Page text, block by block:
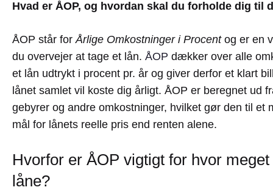
Hvad er ÅOP, og hvordan skal du forholde dig til
ÅOP står for Årlige Omkostninger i Procentog er en
du overvejer at tage et lån. ÅOP dækker over alle
et lån udtrykt i procent pr. år og giver derfor et klart
lånet samlet vil koste dig årligt. ÅOP er beregnet ud
gebyrer og andre omkostninger, hvilket gør den til et
mål for lånets reelle pris end renten alene.
Hvorfor er ÅOP vigtigt for hvor
låne?